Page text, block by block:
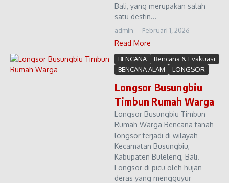
Bali, yang merupakan salah
satu destin...
admin Februari 1, 2026
Read More
BENCANA
Bencana & Evakuasi
BENCANA ALAM
LONGSOR
Longsor Busungbiu
Timbun Rumah Warga
Longsor Busungbiu Timbun
Rumah Warga Bencana tanah
longsor terjadi di wilayah
Kecamatan Busungbiu,
Kabupaten Buleleng, Bali.
Longsor di picu oleh hujan
deras yang mengguyur